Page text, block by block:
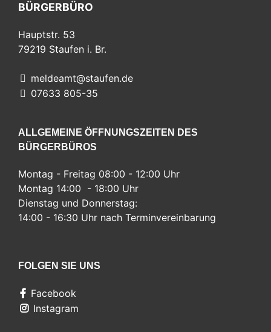
BÜRGERBÜRO
Hauptstr. 53
79219 Staufen i. Br.
meldeamt@staufen.de
07633 805-35
ALLGEMEINE ÖFFNUNGSZEITEN DES
BÜRGERBÜROS
Montag - Freitag 08:00 - 12:00 Uhr
Montag 14:00 - 18:00 Uhr
Dienstag und Donnerstag:
14:00 - 16:30 Uhr nach Terminvereinbarung
FOLGEN SIE UNS
Facebook
Instagram